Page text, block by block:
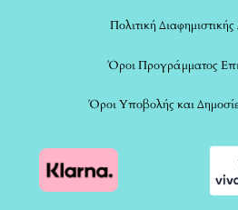
Πολιτική
Όροι Προγράμματος
Όροι Υποβολής και